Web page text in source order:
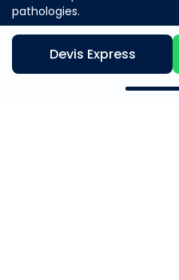
Devis Express
pathologies.
Contactez nous